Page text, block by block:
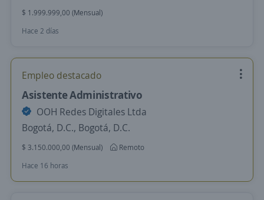
$ 1.999.999,00 (Mensual)
Hace 2 días
Empleo destacado
Asistente Administrativo
OOH Redes Digitales Ltda
Bogotá, D.C., Bogotá, D.C.
$ 3.150.000,00 (Mensual)
Remoto
Hace 16 horas